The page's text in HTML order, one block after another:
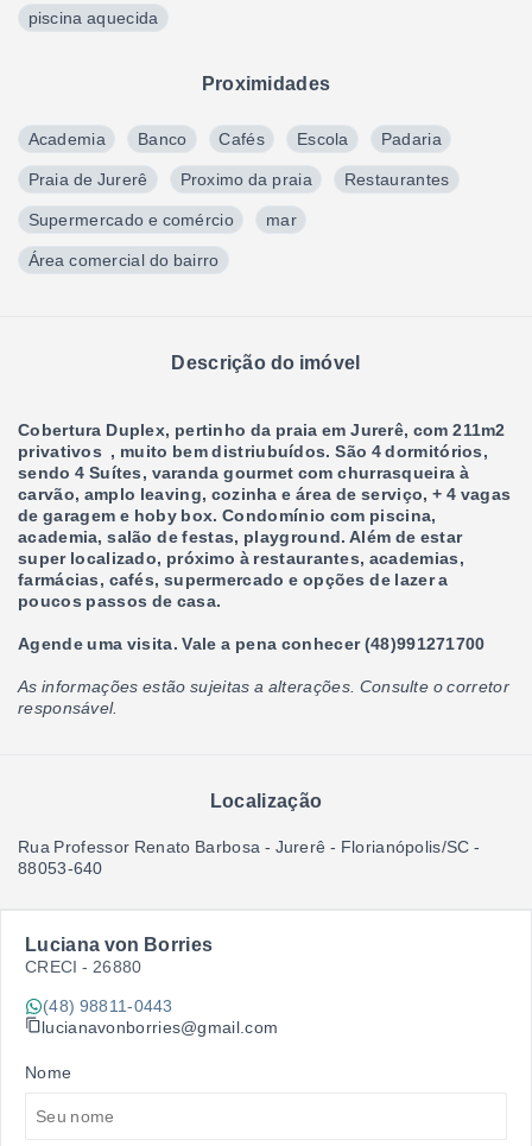
piscina aquecida
Proximidades
Academia Banco Cafés Escola Padaria
Praia de Jurerê Proximo da praia Restaurantes
Supermercado e comércio mar
Área comercial do bairro
Descrição do imóvel
Cobertura Duplex, pertinho da praia em Jurerê, com 211m2
privativos , muito bem distriubuídos. São 4 dormitórios,
sendo 4 Suítes, varanda gourmet com churrasqueira à
carvão, amplo leaving, cozinha e área de serviço, + 4 vagas
de garagem e hoby box. Condomínio com piscina,
academia, salão de festas, playground. Além de estar
super localizado, próximo à restaurantes, academias,
farmácias, cafés, supermercado e opções de lazer a
poucos passos de casa.
Agende uma visita. Vale a pena conhecer (48)991271700
As informações estão sujeitas a alterações. Consulte o corretor
responsável.
Localização
Rua Professor Renato Barbosa - Jurerê - Florianópolis/SC -
88053-640
Luciana von Borries
CRECI - 26880
(48) 98811-0443
lucianavonborries@gmail.com
Nome